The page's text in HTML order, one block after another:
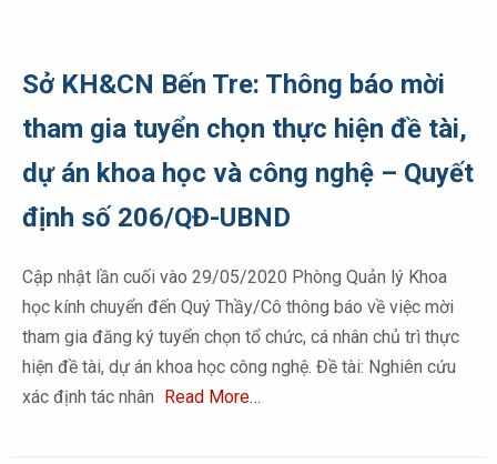
Sở KH&CN Bến Tre: Thông báo mời
tham gia tuyển chọn thực hiện đề tài,
dự án khoa học và công nghệ – Quyết
định số 206/QĐ-UBND
Cập nhật lần cuối vào 29/05/2020 Phòng Quản lý Khoa
học kính chuyển đến Quý Thầy/Cô thông báo về việc mời
tham gia đăng ký tuyển chọn tổ chức, cá nhân chủ trì thực
hiện đề tài, dự án khoa học công nghệ. Đề tài: Nghiên cứu
xác định tác nhân Read More…